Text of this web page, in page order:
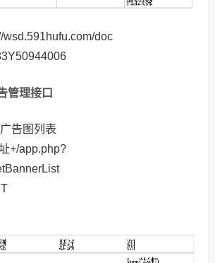
wsd.591hufu.com/doc
管理接口
告图列表
+/app.php?